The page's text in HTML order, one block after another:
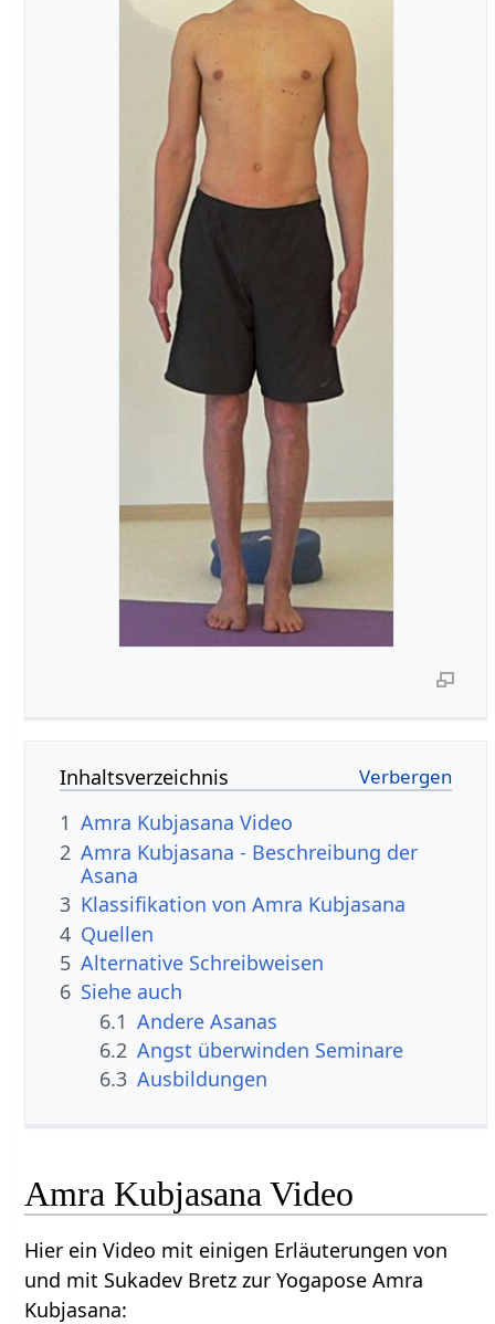
Inhaltsverzeichnis
1 Amra Kubjasana Video
2 Amra Kubjasana - Beschreibung der
Asana
3 Klassifikation von Amra Kubjasana
4 Quellen
5 Alternative Schreibweisen
6 Siehe auch
6.1 Andere Asanas
6.2 Angst überwinden Seminare
6.3 Ausbildungen
Amra Kubjasana Video
Hier ein Video mit einigen Erläuterungen von
und mit Sukadev Bretz zur Yogapose Amra
Kubjasana: